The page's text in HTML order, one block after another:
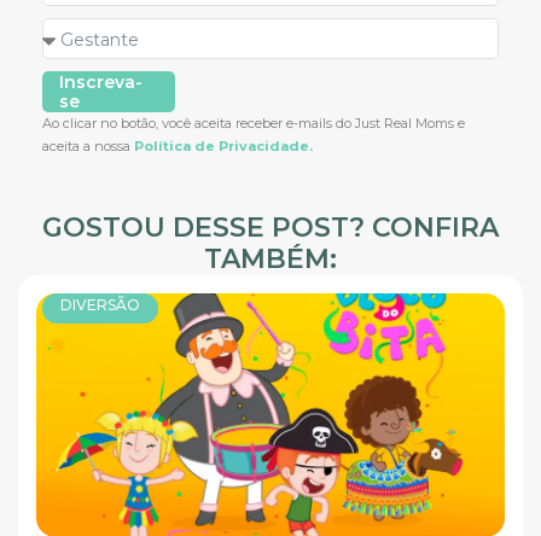
Inscreva-
se
Ao clicar no botão, você aceita receber e-mails do Just Real Moms e
aceita a nossa Política de Privacidade.
GOSTOU DESSE POST? CONFIRA
TAMBÉM:
DIVERSÃO